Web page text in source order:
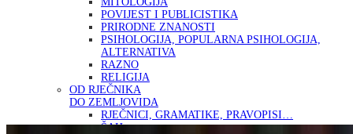
POVIJEST I PUBLICISTIKA
PRIRODNE ZNANOSTI
PSIHOLOGIJA, POPULARNA PSIHOLOGIJA,
ALTERNATIVA
RAZNO
RELIGIJA
OD RJEČNIKA
DO ZEMLJOVIDA
RJEČNICI, GRAMATIKE, PRAVOPISI…
ŠAH